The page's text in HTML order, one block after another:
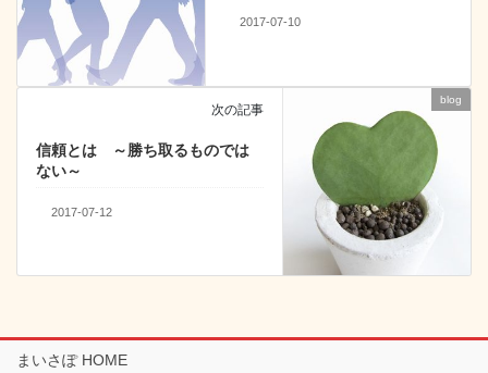
2017-07-10
blog
次の記事
信頼とは ～勝ち取るものでは
ない～
2017-07-12
まいさぽ HOME